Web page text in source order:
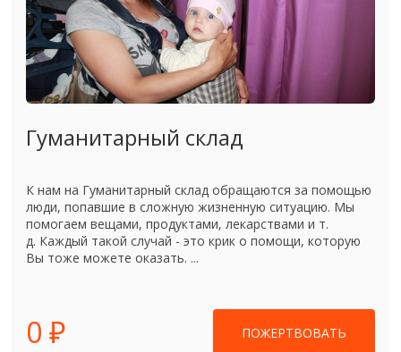
Гуманитарный склад
К нам на Гуманитарный склад обращаются за помощью
люди, попавшие в сложную жизненную ситуацию. Мы
помогаем вещами, продуктами, лекарствами и т.
д. Каждый такой случай - это крик о помощи, которую
Вы тоже можете оказать. ...
0 ₽ ПОЖЕРТВОВАТЬ